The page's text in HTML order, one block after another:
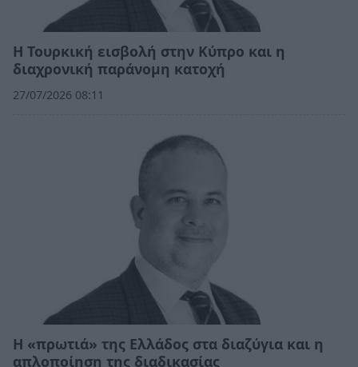
Η Τουρκική εισβολή στην Κύπρο και η
διαχρονική παράνομη κατοχή
27/07/2026 08:11
Η «πρωτιά» της Ελλάδος στα διαζύγια και η
απλοποίηση της διαδικασίας